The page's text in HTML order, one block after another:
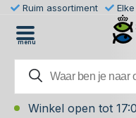
Ruim assortiment
menu
Winkel open tot